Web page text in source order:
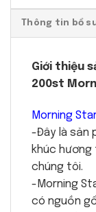
Thông tin bổ
Giới thiệu
200st
Morning
-Đây là sản
khúc
chúng tôi.
-Morning
có nguồn